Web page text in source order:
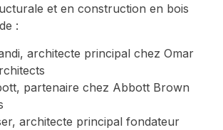
et en construction en bois
:
architecte principal chez Omar
partenaire chez Abbott Brown
architecte principal fondateur